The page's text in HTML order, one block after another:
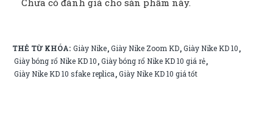
THẺ TỪ KHÓA: Giày Nike,Giày Nike Zoom KD,Giày Nike KD 10,
Giày bóng rổ Nike KD 10,Giày bóng rổ Nike KD 10 giá rẻ,
Giày Nike KD 10 sfake replica,Giày Nike KD 10 giá tốt